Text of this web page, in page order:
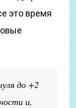
это время
до +2
и,